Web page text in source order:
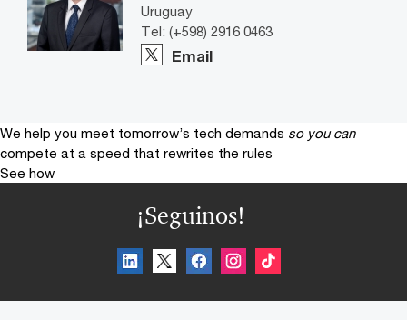
Uruguay
Tel: (+598) 2916 0463
Email
We help you meet tomorrow’s tech demands so you can
compete at a speed that rewrites the rules
See how
¡Seguinos!